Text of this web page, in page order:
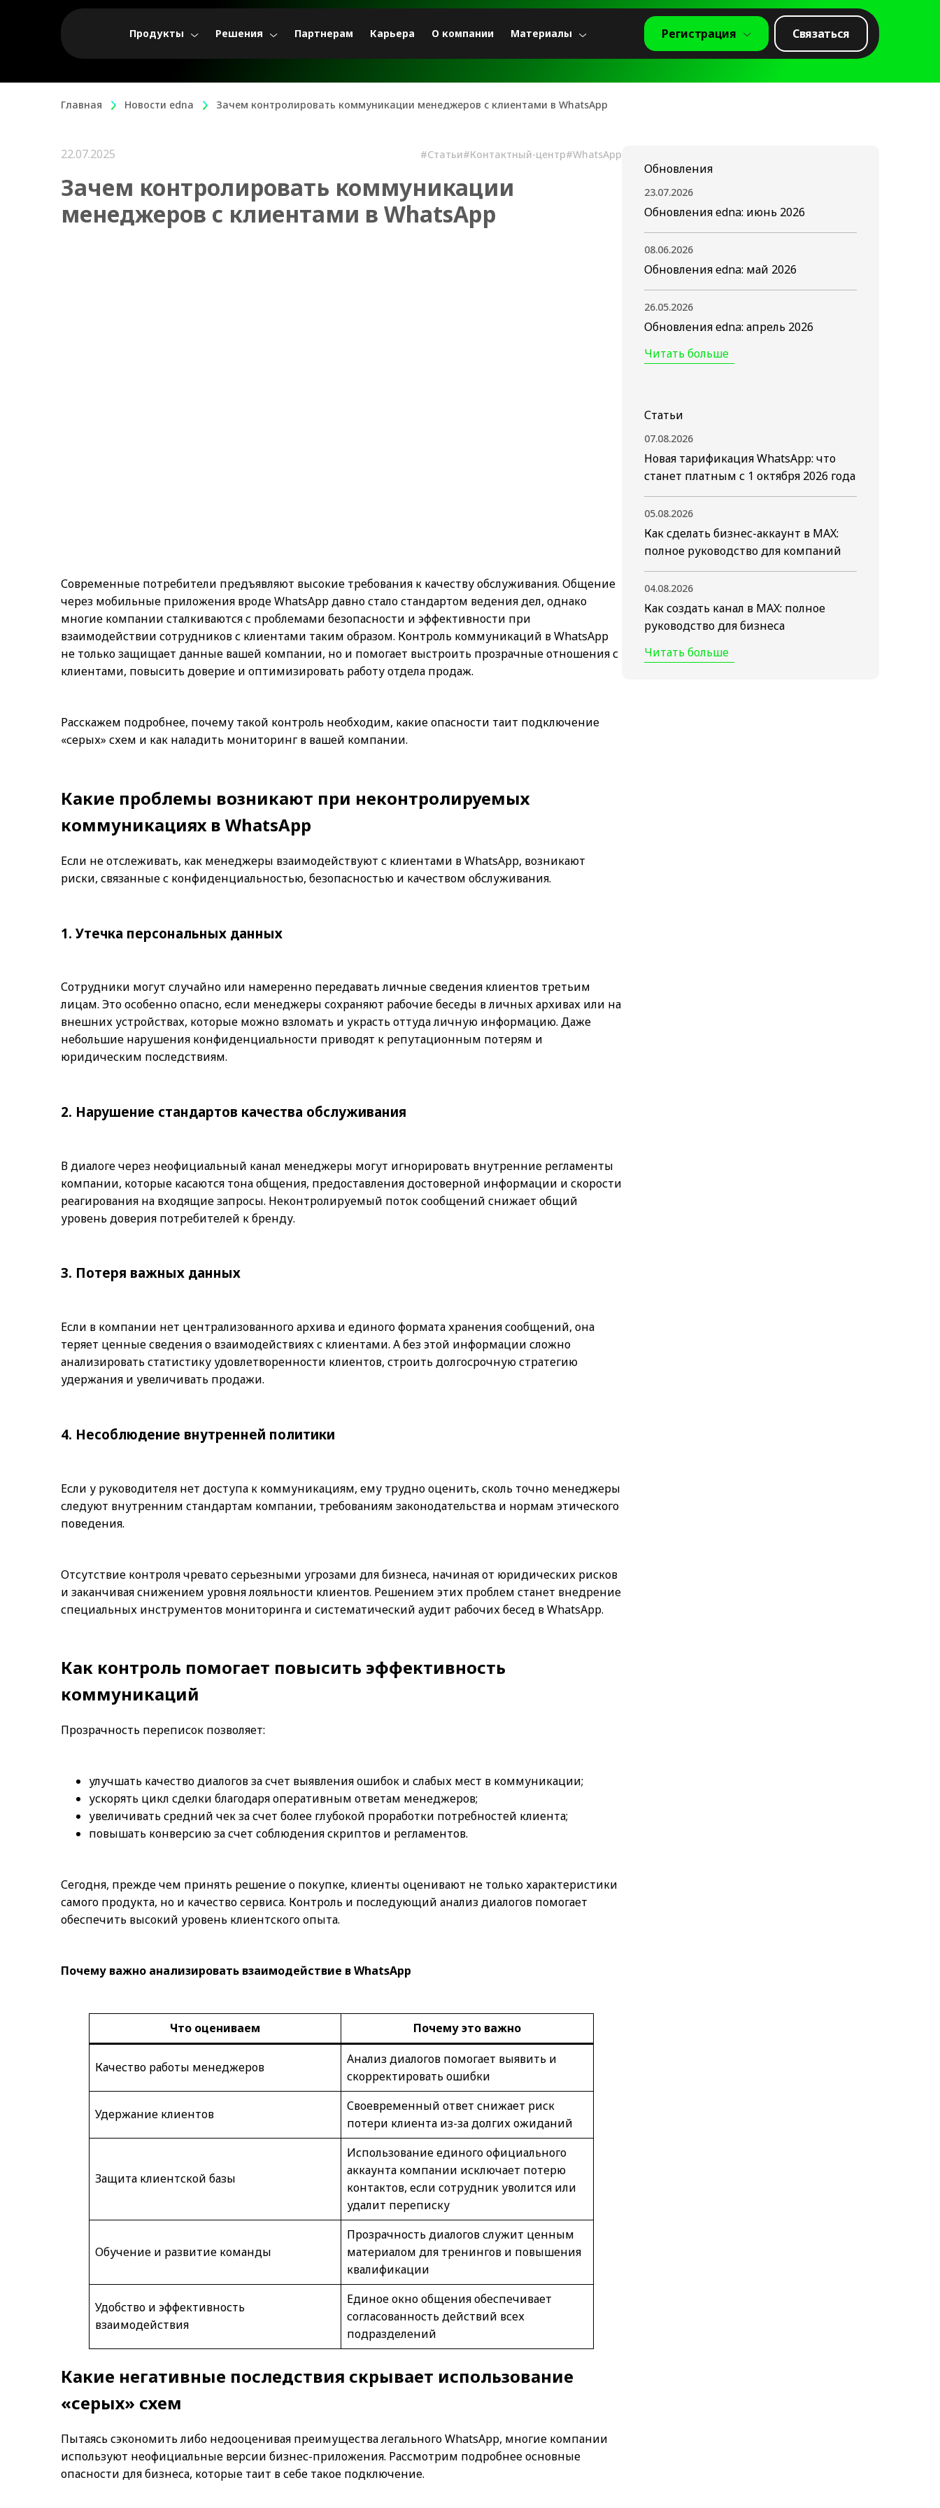
Продукты Решения Партнерам Карьера О компании Материалы Регистрация Связаться
Главная Новости edna Зачем контролировать коммуникации менеджеров с клиентами в WhatsApp
22.07.2025 #Статьи#Контактный-центр#WhatsApp
Зачем контролировать коммуникации
менеджеров с клиентами в WhatsApp
Современные потребители предъявляют высокие требования к качеству обслуживания. Общение
через мобильные приложения вроде WhatsApp давно стало стандартом ведения дел, однако
многие компании сталкиваются с проблемами безопасности и эффективности при
взаимодействии сотрудников с клиентами таким образом. Контроль коммуникаций в WhatsApp
не только защищает данные вашей компании, но и помогает выстроить прозрачные отношения с
клиентами, повысить доверие и оптимизировать работу отдела продаж.
Расскажем подробнее, почему такой контроль необходим, какие опасности таит подключение
«серых» схем и как наладить мониторинг в вашей компании.
Какие проблемы возникают при неконтролируемых
коммуникациях в WhatsApp
Если не отслеживать, как менеджеры взаимодействуют с клиентами в WhatsApp, возникают
риски, связанные с конфиденциальностью, безопасностью и качеством обслуживания.
1. Утечка персональных данных
Сотрудники могут случайно или намеренно передавать личные сведения клиентов третьим
лицам. Это особенно опасно, если менеджеры сохраняют рабочие беседы в личных архивах или на
внешних устройствах, которые можно взломать и украсть оттуда личную информацию. Даже
небольшие нарушения конфиденциальности приводят к репутационным потерям и
юридическим последствиям.
2. Нарушение стандартов качества обслуживания
В диалоге через неофициальный канал менеджеры могут игнорировать внутренние регламенты
компании, которые касаются тона общения, предоставления достоверной информации и скорости
реагирования на входящие запросы. Неконтролируемый поток сообщений снижает общий
уровень доверия потребителей к бренду.
3. Потеря важных данных
Если в компании нет централизованного архива и единого формата хранения сообщений, она
теряет ценные сведения о взаимодействиях с клиентами. А без этой информации сложно
анализировать статистику удовлетворенности клиентов, строить долгосрочную стратегию
удержания и увеличивать продажи.
4. Несоблюдение внутренней политики
Если у руководителя нет доступа к коммуникациям, ему трудно оценить, сколь точно менеджеры
следуют внутренним стандартам компании, требованиям законодательства и нормам этического
поведения.
Отсутствие контроля чревато серьезными угрозами для бизнеса, начиная от юридических рисков
и заканчивая снижением уровня лояльности клиентов. Решением этих проблем станет внедрение
специальных инструментов мониторинга и систематический аудит рабочих бесед в WhatsApp.
Как контроль помогает повысить эффективность
коммуникаций
Прозрачность переписок позволяет:
улучшать качество диалогов за счет выявления ошибок и слабых мест в коммуникации;
ускорять цикл сделки благодаря оперативным ответам менеджеров;
увеличивать средний чек за счет более глубокой проработки потребностей клиента;
повышать конверсию за счет соблюдения скриптов и регламентов.
Сегодня, прежде чем принять решение о покупке, клиенты оценивают не только характеристики
самого продукта, но и качество сервиса. Контроль и последующий анализ диалогов помогает
обеспечить высокий уровень клиентского опыта.
Почему важно анализировать взаимодействие в WhatsApp
Что оцениваем Почему это важно
Качество работы менеджеров
Анализ диалогов помогает выявить и
скорректировать ошибки
Удержание клиентов
Своевременный ответ снижает риск
потери клиента из-за долгих ожиданий
Защита клиентской базы
Использование единого официального
аккаунта компании исключает потерю
контактов, если сотрудник уволится или
удалит переписку
Обучение и развитие команды
Прозрачность диалогов служит ценным
материалом для тренингов и повышения
квалификации
Удобство и эффективность
взаимодействия
Единое окно общения обеспечивает
согласованность действий всех
подразделений
Какие негативные последствия скрывает использование
«серых» схем
Пытаясь сэкономить либо недооценивая преимущества легального WhatsApp, многие компании
используют неофициальные версии бизнес-приложения. Рассмотрим подробнее основные
опасности для бизнеса, которые таит в себе такое подключение.
Обновления
23.07.2026
Обновления edna: июнь 2026
08.06.2026
Обновления edna: май 2026
26.05.2026
Обновления edna: апрель 2026
Читать больше
Статьи
07.08.2026
Новая тарификация WhatsApp: что
станет платным с 1 октября 2026 года
05.08.2026
Как сделать бизнес-аккаунт в MAX:
полное руководство для компаний
04.08.2026
Как создать канал в MAX: полное
руководство для бизнеса
Читать больше